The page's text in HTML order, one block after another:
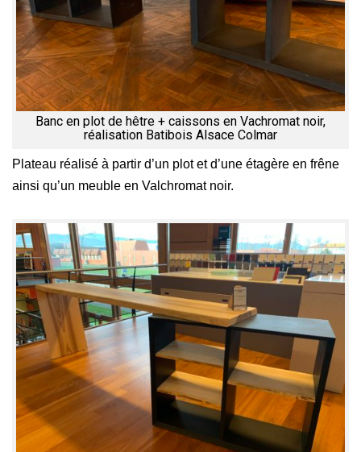
Banc en plot de hêtre + caissons en Vachromat noir,
réalisation Batibois Alsace Colmar
Plateau réalisé à partir d’un plot et d’une étagère en frêne
ainsi qu’un meuble en Valchromat noir.